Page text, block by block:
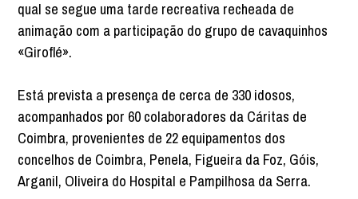
qual se segue uma tarde recreativa recheada de
animação com a participação do grupo de cavaquinhos
«Giroflé».
Está prevista a presença de cerca de 330 idosos,
acompanhados por 60 colaboradores da Cáritas de
Coimbra, provenientes de 22 equipamentos dos
concelhos de Coimbra, Penela, Figueira da Foz, Góis,
Arganil, Oliveira do Hospital e Pampilhosa da Serra.